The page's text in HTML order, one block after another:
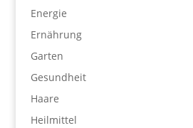
Energie
Ernährung
Garten
Gesundheit
Haare
Heilmittel